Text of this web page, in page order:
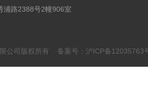
浦路2388号2幢906室
公司版权所有 备案号：沪ICP备12035763